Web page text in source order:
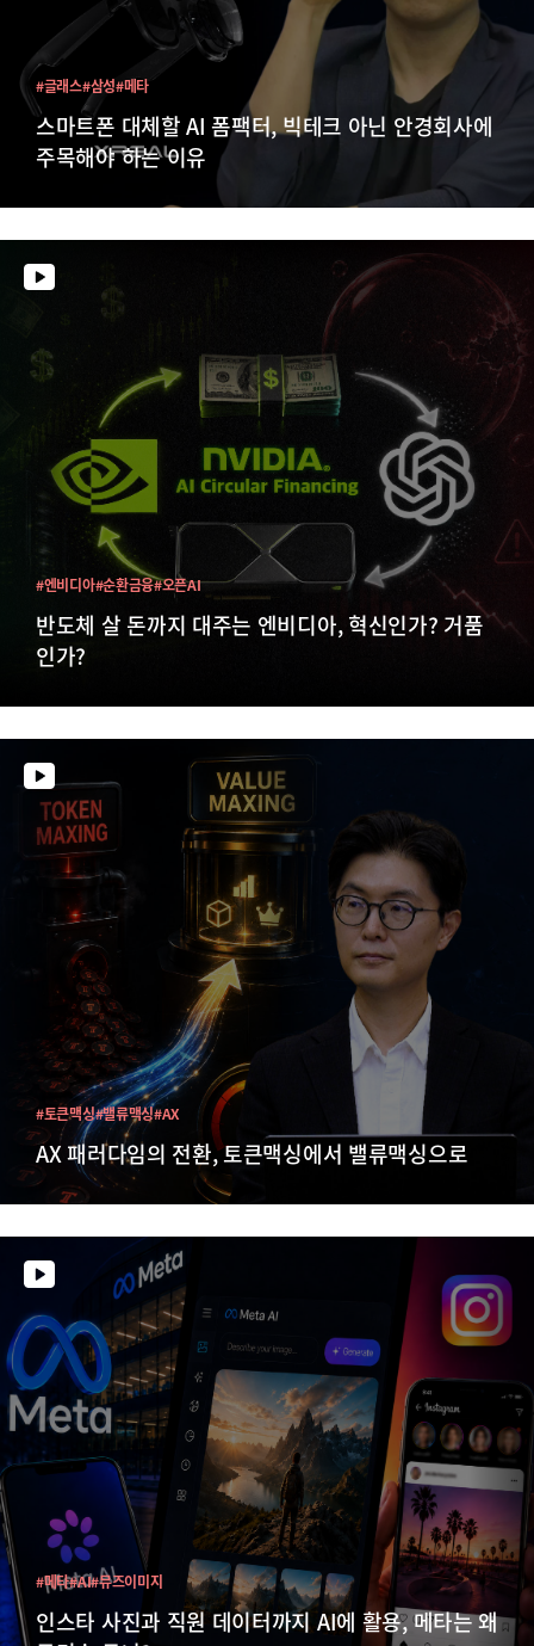
스마트폰 대체할 AI 폼팩터, 빅테크 아닌 안경회사에
주목해야 하는 이유
#글래스#삼성#메타
반도체 살 돈까지 대주는 엔비디아, 혁신인가? 거품
인가?
#엔비디아#순환금융#오픈AI
AX 패러다임의 전환, 토큰맥싱에서 밸류맥싱으로
#토큰맥싱#밸류맥싱#AX
인스타 사진과 직원 데이터까지 AI에 활용, 메타는 왜
#메타#AI#뮤즈이미지